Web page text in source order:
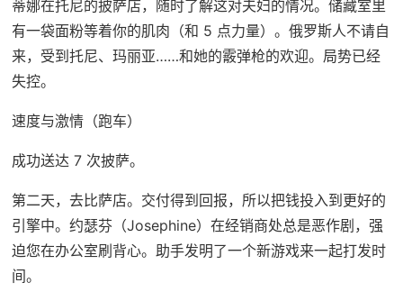
蒂娜在托尼的披萨店，随时了解这对夫妇的情况。储藏室里
有一袋面粉等着你的肌肉（和 5 点力量）。俄罗斯人不请自
来，受到托尼、玛丽亚……和她的霰弹枪的欢迎。局势已经
失控。
速度与激情（跑车）
成功送达 7 次披萨。
第二天，去比萨店。交付得到回报，所以把钱投入到更好的
引擎中。约瑟芬（Josephine）在经销商处总是恶作剧，强
迫您在办公室刷背心。助手发明了一个新游戏来一起打发时
间。